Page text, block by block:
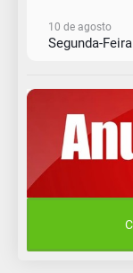
10 de agosto
Segunda-Feira
Terça-Feira
12 de agosto
Quarta-Feira